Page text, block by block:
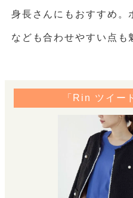
身長さんにもおすすめ。
なども合わせやすい点も
「Rin ツイー